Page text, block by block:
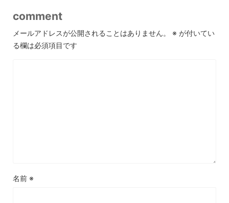
comment
メールアドレスが公開されることはありません。 ※ が付いてい
る欄は必須項目です
名前 ※